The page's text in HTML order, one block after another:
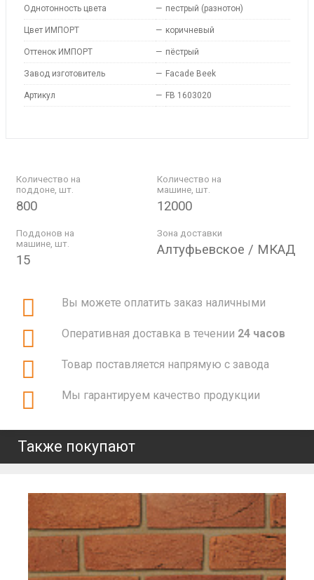
Однотонность цвета — пестрый (разнотон)
Цвет ИМПОРТ — коричневый
Оттенок ИМПОРТ — пёстрый
Завод изготовитель — Facade Beek
Артикул — FB 1603020
Количество на
поддоне, шт.
800
Количество на
машине, шт.
12000
Поддонов на
машине, шт.
15
Зона доставки
Алтуфьевское / МКАД
Вы можете оплатить заказ наличными
Оперативная доставка в течении 24 часов
Товар поставляется напрямую с завода
Мы гарантируем качество продукции
Также покупают